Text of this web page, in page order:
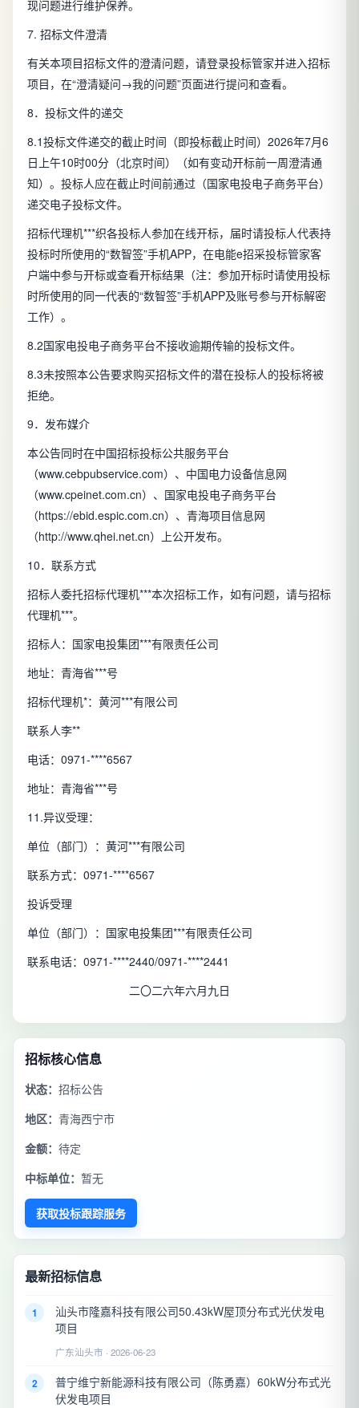
现问题进行维护保养。
7. 招标文件澄清
有关本项目招标文件的澄清问题，请登录投标管家并进入招标
项目，在“澄清疑问→我的问题”页面进行提问和查看。
8．投标文件的递交
8.1投标文件递交的截止时间（即投标截止时间）2026年7月6
日上午10时00分（北京时间）（如有变动开标前一周澄清通
知）。投标人应在截止时间前通过（国家电投电子商务平台）
递交电子投标文件。
招标代理机***织各投标人参加在线开标，届时请投标人代表持
投标时所使用的“数智签”手机APP，在电能e招采投标管家客
户端中参与开标或查看开标结果（注：参加开标时请使用投标
时所使用的同一代表的“数智签”手机APP及账号参与开标解密
工作）。
8.2国家电投电子商务平台不接收逾期传输的投标文件。
8.3未按照本公告要求购买招标文件的潜在投标人的投标将被
拒绝。
9．发布媒介
本公告同时在中国招标投标公共服务平台
（www.cebpubservice.com）、中国电力设备信息网
（www.cpeinet.com.cn）、国家电投电子商务平台
（https://ebid.espic.com.cn）、青海项目信息网
（http://www.qhei.net.cn）上公开发布。
10．联系方式
招标人委托招标代理机***本次招标工作，如有问题，请与招标
代理机***。
招标人：国家电投集团***有限责任公司
地址：青海省***号
招标代理机*：黄河***有限公司
联系人李**
电话：0971-****6567
地址：青海省***号
11.异议受理：
单位（部门）：黄河***有限公司
联系方式：0971-****6567
投诉受理
单位（部门）：国家电投集团***有限责任公司
联系电话：0971-****2440/0971-****2441
二〇二六年六月九日
招标核心信息
状态： 招标公告
地区： 青海西宁市
金额： 待定
中标单位： 暂无
获取投标跟踪服务
最新招标信息
1
汕头市隆嘉科技有限公司50.43kW屋顶分布式光伏发电
项目
广东汕头市 · 2026-06-23
2
普宁维宁新能源科技有限公司（陈勇嘉）60kW分布式光
伏发电项目